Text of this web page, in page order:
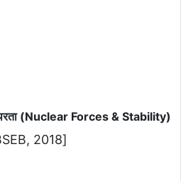
(Nuclear Forces & Stability)
2018]